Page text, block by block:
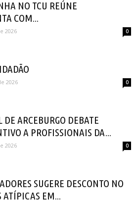
NO TCU REÚNE
COM...
2026 0
2026 0
ARCEBURGO DEBATE
A PROFISSIONAIS DA...
2026 0
SUGERE DESCONTO NO
EM...